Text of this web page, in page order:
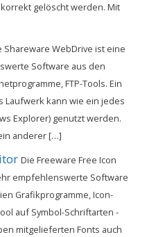
gelöscht werden. Mit
Shareware WebDrive ist eine
Software aus den
FTP-Tools. Ein
Laufwerk kann wie ein jedes
Explorer) genutzt werden.
anderer […]
Die Freeware Free Icon
empfehlenswerte Software
Grafikprogramme, Icon-
auf Symbol-Schriftarten -
mitgelieferten Fonts auch